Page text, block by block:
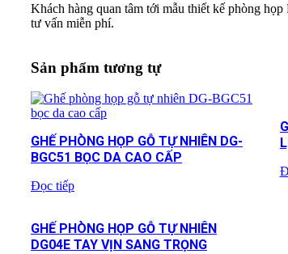
Khách hàng quan tâm tới mẫu thiết kế phòng
tư vấn miễn phí.
Sản phẩm tương tự
GHẾ PHÒNG HỌP GỖ TỰ NHIÊN DG-
BGC51 BỌC DA CAO CẤP
Đọc tiếp
GHẾ PHÒNG HỌP GỖ TỰ NHIÊN
DG04E TAY VỊN SANG TRỌNG